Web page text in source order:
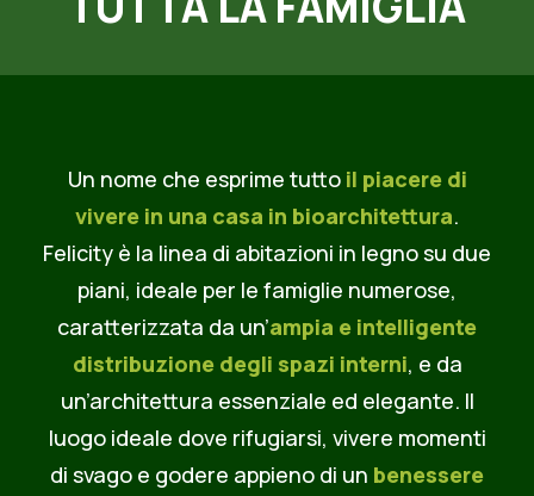
INFORMAZIONI
Un nome che esprime tutto il piacere di
vivere in una casa in bioarchitettura.
Felicity è la linea di abitazioni in legno su due
piani, ideale per le famiglie numerose,
caratterizzata da un’ampia e intelligente
distribuzione degli spazi interni, e da
un’architettura essenziale ed elegante. Il
luogo ideale dove rifugiarsi, vivere momenti
di svago e godere appieno di un benessere